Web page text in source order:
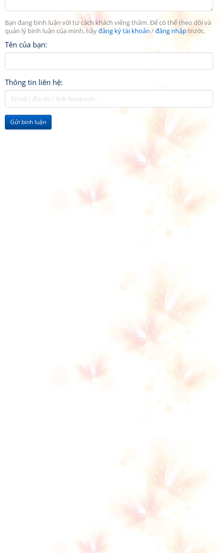
Bạn đang bình luận với tư cách khách viếng thăm. Để có thể theo dõi và
quản lý bình luận của mình, hãyđăng ký tài khoản /đăng nhậptrước.
Tên của bạn:
Thông tin liên hệ:
Gửi bình luận